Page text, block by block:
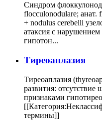
Синдром
flocculonodulare; анат.
+ nodulus cerebelli
атаксия с
гипотон...
Тиреоаплазия
Тиреоаплазия
развития: отсутствие
признаками
термины]]